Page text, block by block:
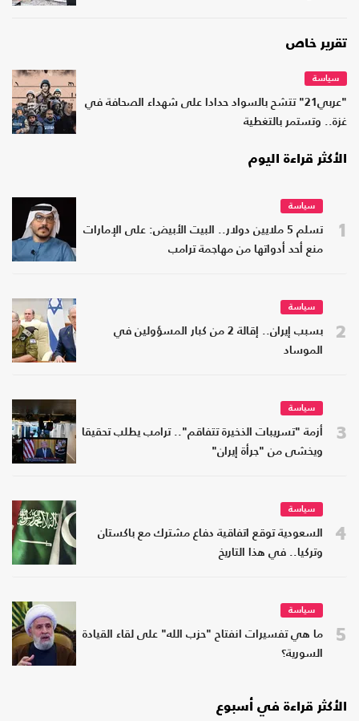
تقرير خاص
سياسة
"عربي21" تتشح بالسواد حدادا على شهداء الصحافة في
غزة.. وتستمر بالتغطية
الأكثر قراءة اليوم
1
سياسة
تسلم 5 ملايين دولار.. البيت الأبيض: على الإمارات
منع أحد أدواتها من مهاجمة ترامب
2
سياسة
بسبب إيران.. إقالة 2 من كبار المسؤولين في
الموساد
3
سياسة
أزمة "تسريبات الذخيرة تتفاقم".. ترامب يطلب تحقيقا
ويخشى من "جرأة إيران"
4
سياسة
السعودية توقع اتفاقية دفاع مشترك مع باكستان
وتركيا.. في هذا التاريخ
5
سياسة
ما هي تفسيرات انفتاح "حزب الله" على لقاء القيادة
السورية؟
الأكثر قراءة في أسبوع